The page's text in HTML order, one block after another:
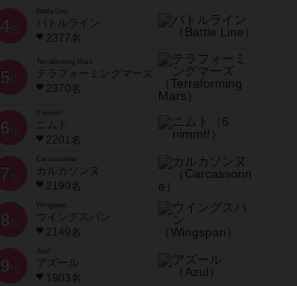
4位
Battle Line
バトルライン
2377名
5 位
Terraforming Mars
テラフォーミングマーズ
2370名
6 位
ニムト
2201名
7 位
Carcassonne
カルカソンヌ
2190名
8 位
Wingspan
ウイングスパン
2149名
9 位
Azul
アズール
1903名